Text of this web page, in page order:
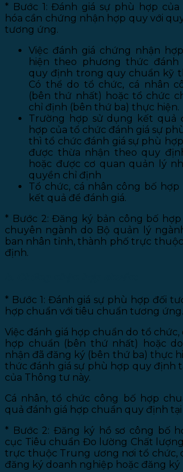
* Bước 1: Đánh giá sự phù hợp của
hóa cần chứng nhận hợp quy với
tương ứng.
Việc đánh giá chứng nhận
hiện theo phương thức
quy định trong quy chuẩn kỹ
Có thể do tổ chức, cá nhân
(bên thứ nhất) hoặc tổ chức
chỉ định (bên thứ ba) thực hiện.
Trường hợp sử dụng kết quả
hợp của tổ chức đánh giá sự
thì tổ chức đánh giá sự phù
được thừa nhận theo quy
hoặc được cơ quan quản lý
quyền chỉ định
Tổ chức, cá nhân công bố
kết quả để đánh giá.
* Bước 2: Đăng ký bản công bố
chuyên ngành do Bộ quản lý
ban nhân tỉnh, thành phố trực
định.
* Bước 1: Đánh giá sự phù hợp đối
hợp chuẩn với tiêu chuẩn tương ứng.
Việc đánh giá hợp chuẩn do tổ chức,
hợp chuẩn (bên thứ nhất) hoặc
nhận đã đăng ký (bên thứ ba) thực
thức đánh giá sự phù hợp quy định
của Thông tư này.
Cá nhân, tổ chức công bố hợp
quả đánh giá hợp chuẩn quy định tại
* Bước 2: Đăng ký hồ sơ công bố
cục Tiêu chuẩn Đo lường Chất
trực thuộc Trung ương nơi tổ chức,
đăng ký doanh nghiệp hoặc đăng ký